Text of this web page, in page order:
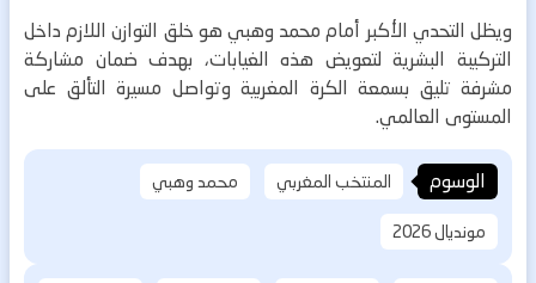
ويظل التحدي الأكبر أمام محمد وهبي هو خلق التوازن اللازم داخل
التركيبة البشرية لتعويض هذه الغيابات، بهدف ضمان مشاركة
مشرفة تليق بسمعة الكرة المغربية وتواصل مسيرة التألق على
المستوى العالمي.
الوسوم المنتخب المغربي
محمد وهبي
مونديال 2026